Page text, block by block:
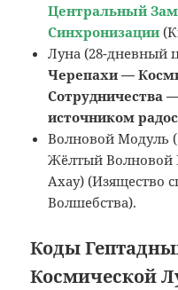
Центральный
Синхронизации
Луна (28-дневный
Черепахи —
Сотрудничества
источником
Волновой Модуль
Жёлтый Волновой
Ахау) (Изящество
Волшебства).
Коды
Космической